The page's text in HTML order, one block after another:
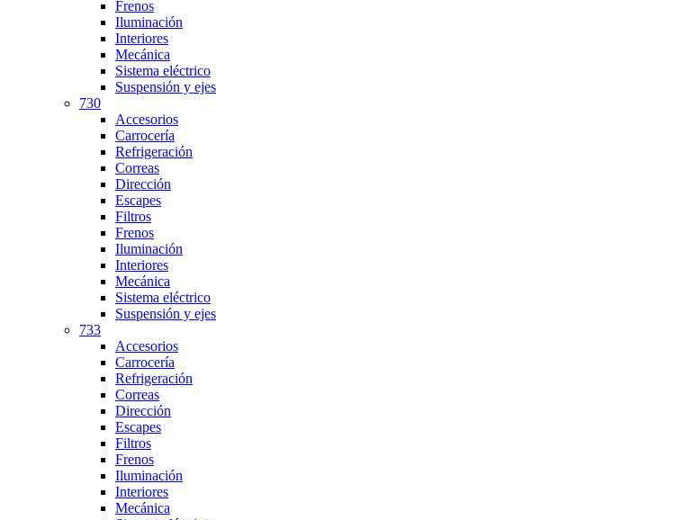
Frenos
Iluminación
Interiores
Mecánica
Sistema eléctrico
Suspensión y ejes
730
Accesorios
Carrocería
Refrigeración
Correas
Dirección
Escapes
Filtros
Frenos
Iluminación
Interiores
Mecánica
Sistema eléctrico
Suspensión y ejes
733
Accesorios
Carrocería
Refrigeración
Correas
Dirección
Escapes
Filtros
Frenos
Iluminación
Interiores
Mecánica